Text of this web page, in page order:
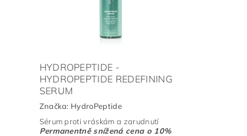
HYDROPEPTIDE -
HYDROPEPTIDE REDEFINING
SERUM
Značka: HydroPeptide
Sérum proti vráskám a zarudnutí
Permanentně snížená cena o 10%